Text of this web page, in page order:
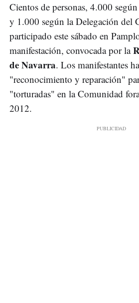
Cientos de personas, 4.000
y 1.000 según la Delegación del
participado este sábado en
manifestación, convocada por la
de Navarra. Los manifestantes
"reconocimiento y reparación"
"torturadas" en la Comunidad
2012.